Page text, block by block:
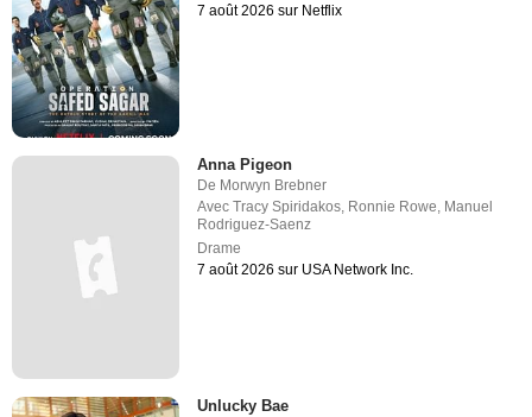
7 août 2026 sur Netflix
Anna Pigeon
De Morwyn Brebner
AvecTracy Spiridakos, Ronnie Rowe, Manuel
Rodriguez-Saenz
Drame
7 août 2026 sur USA Network Inc.
Unlucky Bae